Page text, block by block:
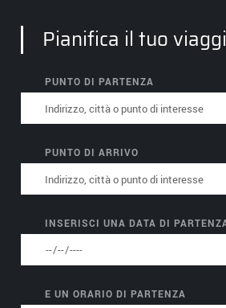
Pianifica il tuo
PUNTO DI PARTENZA
PUNTO DI ARRIVO
INSERISCI UNA DATA DI
E UN ORARIO DI PARTENZA